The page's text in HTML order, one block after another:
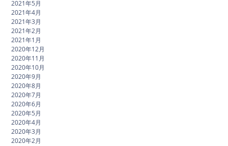
2021年5月
2021年4月
2021年3月
2021年2月
2021年1月
2020年12月
2020年11月
2020年10月
2020年9月
2020年8月
2020年7月
2020年6月
2020年5月
2020年4月
2020年3月
2020年2月